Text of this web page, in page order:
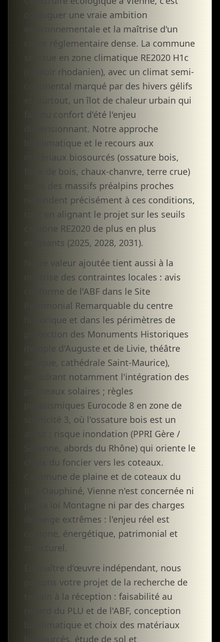
conjuguer une vraie ambition
environnementale et la maîtrise d'un
cadre réglementaire dense. La commune
se situe en zone climatique RE2020 H1c
(couloir rhodanien), avec un climat semi-
continental marqué par des hivers gélifs
et, surtout, un îlot de chaleur urbain qui
fait du confort d'été l'enjeu
dimensionnant. Notre approche
bioclimatique et le recours aux
matériaux biosourcés (ossature bois,
fibre de bois, chaux-chanvre, terre crue)
issus des massifs préalpins proches
répondent précisément à ces conditions,
tout en alignant le projet sur les seuils
carbone RE2020 de plus en plus
exigeants (2025, 2028, 2031).
Notre valeur ajoutée tient aussi à la
maîtrise des contraintes locales : avis
conforme de l'ABF dans le Site
Patrimonial Remarquable du centre
historique et dans les périmètres de
protection des Monuments Historiques
(temple d'Auguste et de Livie, théâtre
antique, cathédrale Saint-Maurice),
encadrant notamment l'intégration des
panneaux solaires ; règles
parasismiques Eurocode 8 en zone de
sismicité 3, où l'ossature bois est un
atout ; risque inondation (PPRI Gère /
Sévenne, abords du Rhône) qui oriente le
choix du foncier vers les coteaux.
Commune de plaine et de coteaux du
Bas-Dauphiné, Vienne n'est concernée ni
par la loi Montagne ni par des charges
de neige extrêmes : l'enjeu réel est
carbone, énergétique, patrimonial et
structurel.
En maître d'œuvre indépendant, nous
portons votre projet de la recherche de
terrain à la réception : faisabilité au
regard du PLU et de l'ABF, conception
bioclimatique et choix des matériaux
biosourcés, étude de sol et